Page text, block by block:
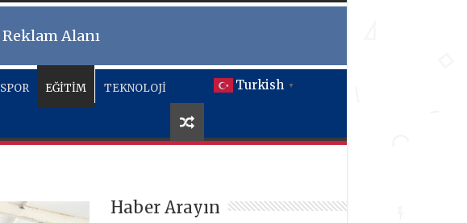
Reklam Alanı
Turkish ▼
SPOR EĞİTİM TEKNOLOJİ
Haber Arayın